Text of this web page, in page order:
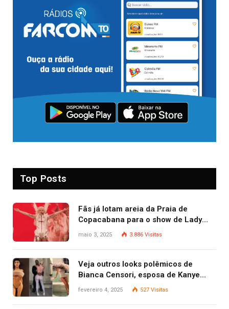
Top Posts
Fãs já lotam areia da Praia de
Copacabana para o show de Lady
Gaga
maio 3, 2025 3.886 Visitas
Veja outros looks polêmicos de
Bianca Censori, esposa de Kanye
West que apareceu nua no Grammy
fevereiro 4, 2025 527 Visitas